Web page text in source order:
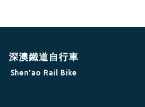
深澳鐵道自行車
Shen′ao Rail Bike